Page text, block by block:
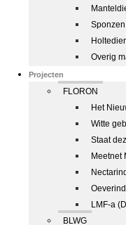
Sponzen
Overig
Projecten
FLORON
Het
Witte
Staat
Meetnet
LMF-a
BLWG